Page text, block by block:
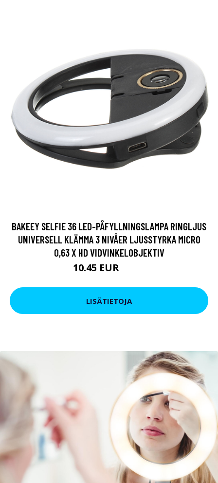
BAKEEY SELFIE 36 LED-PÅFYLLNINGSLAMPA RINGLJUS
UNIVERSELL KLÄMMA 3 NIVÅER LJUSSTYRKA MICRO
0,63 X HD VIDVINKELOBJEKTIV
10.45 EUR
LISÄTIETOJA